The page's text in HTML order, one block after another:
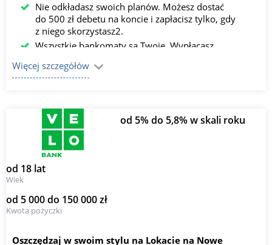
Nie odkładasz swoich planów. Możesz dostać
do 500 zł debetu na koncie i zapłacisz tylko, gdy
z niego skorzystasz2.
Wszystkie bankomaty są Twoje. Wypłacasz
granicą1.
Więcej szczegółów
od 5% do 5,8% w skali roku
od 18 lat
Wiek
od 5 000 do 150 000 zł
Kwota pożyczki
Oszczędzaj w swoim stylu na Lokacie na Nowe